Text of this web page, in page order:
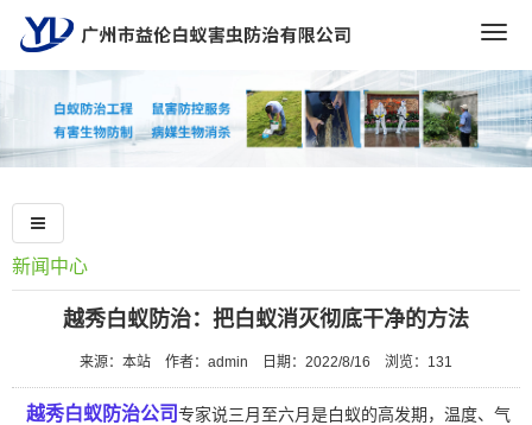
新闻中心
越秀白蚁防治：把白蚁消灭彻底干净的方法
来源：本站 作者：admin 日期：2022/8/16 浏览： 131
越秀白蚁防治公司专家说三月至六月是白蚁的高发期，温度、气